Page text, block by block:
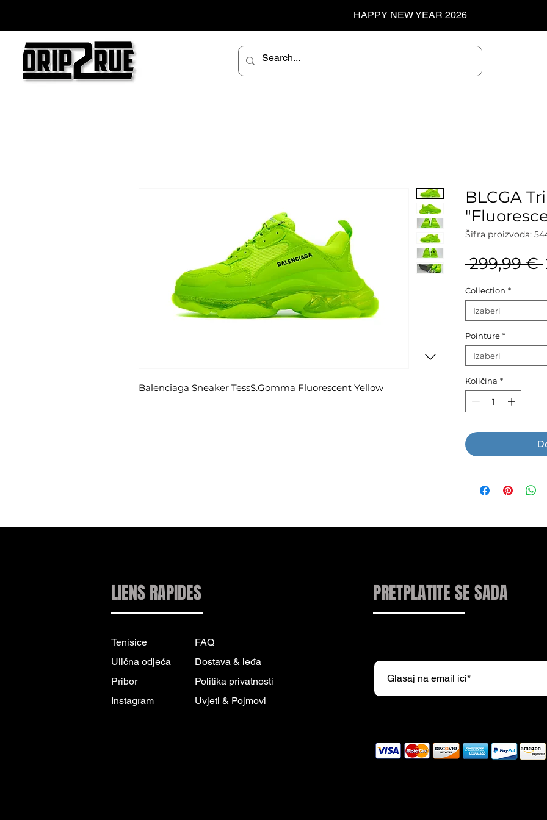
HAPPY NEW YEAR 2026
Balenciaga Sneaker TessS.Gomma Fluorescent Yellow
BLCGA
Šifra proizvoda:
299,99 €
Collection *
Izaberi
Pointure *
Izaberi
Količina *
LIENS RAPIDES
Tenisice
Ulična odjeća
Pribor
Instagram
FAQ
Dostava & leđa
Politika privatnosti
Uvjeti & Pojmovi
PRETPLATITE SE SADA